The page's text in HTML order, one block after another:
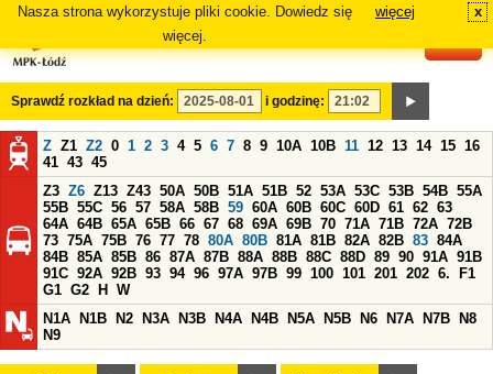
Nasza strona wykorzystuje pliki cookie. Dowiedz się
więcej.
więcej x
Sprawdź rozkład na dzień: i godzinę:
Z Z1 Z2 0 1 2 3 4 5 6 7 8 9 10A 10B 11 12 13 14 15 16
41 43 45
Z3 Z6 Z13 Z43 50A 50B 51A 51B 52 53A 53C 53B 54B 55A
55B 55C 56 57 58A 58B 59 60A 60B 60C 60D 61 62 63
64A 64B 65A 65B 66 67 68 69A 69B 70 71A 71B 72A 72B
73 75A 75B 76 77 78 80A 80B 81A 81B 82A 82B 83 84A
84B 85A 85B 86 87A 87B 88A 88B 88C 88D 89 90 91A 91B
91C 92A 92B 93 94 96 97A 97B 99 100 101 201 202 6.
F1
G1 G2 H
W
N1A
N1B N2 N3A N3B N4A N4B N5A N5B N6 N7A N7B
N8
N9